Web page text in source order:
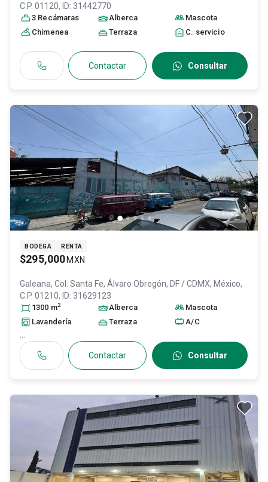
C.P. 01120, ID: 31442770
3 Recámaras Alberca
Mascota
Chimenea
Terraza C. servicio
Contactar Consultar
BODEGA RENTA
$295,000 MXN
Galeana, Col. Santa Fe, Álvaro Obregón, DF / CDMX, México,
C.P. 01210, ID: 31629123
1300 m2 Alberca
Mascota
Lavandería
Terraza A/C
...
Contactar Consultar